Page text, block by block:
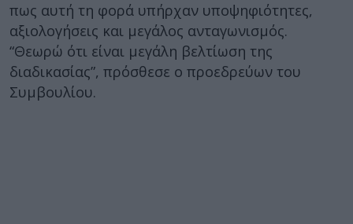
πως αυτή τη φορά υπήρχαν υποψηφιότητες,
αξιολογήσεις και μεγάλος ανταγωνισμός.
“Θεωρώ ότι είναι μεγάλη βελτίωση της
διαδικασίας”, πρόσθεσε ο προεδρεύων του
Συμβουλίου.